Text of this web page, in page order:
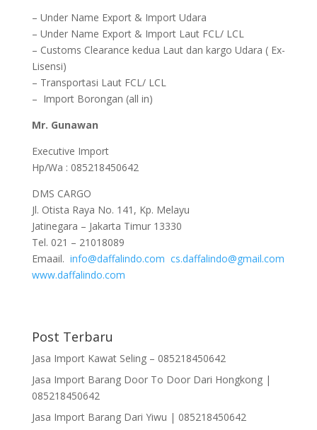
– Under Name Export & Import Udara
– Under Name Export & Import Laut FCL/ LCL
– Customs Clearance kedua Laut dan kargo Udara ( Ex-
Lisensi)
– Transportasi Laut FCL/ LCL
– Import Borongan (all in)
Mr. Gunawan
Executive Import
Hp/Wa : 085218450642
DMS CARGO
Jl. Otista Raya No. 141, Kp. Melayu
Jatinegara – Jakarta Timur 13330
Tel. 021 – 21018089
Emaail. info@daffalindo.com cs.daffalindo@gmail.com
www.daffalindo.com
Post Terbaru
Jasa Import Kawat Seling – 085218450642
Jasa Import Barang Door To Door Dari Hongkong |
085218450642
Jasa Import Barang Dari Yiwu | 085218450642